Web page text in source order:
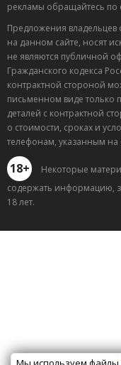
рекламы обращайтесь по
Предложения владельцев
на данном сайте, носят
не являются публичной
Гражданского кодекса
контрактной стороной
письменном виде только
деталей с контрактной
о стоимости, сроках и
телефонам, указанным на
18+
Некоторые
содержать информацию,
18 лет.